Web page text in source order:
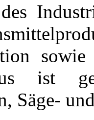
ist
Säge-